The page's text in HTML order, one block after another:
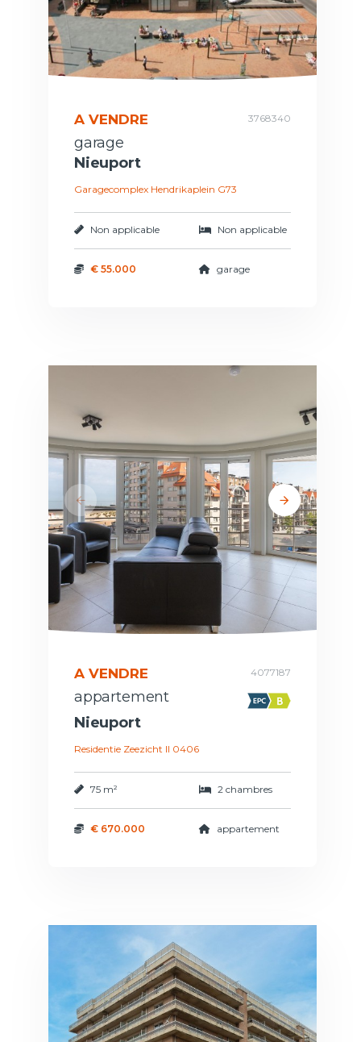
A VENDRE 3768340
garage
Nieuport
Garagecomplex Hendrikaplein G73
Non applicable Non applicable
€ 55.000 garage
A VENDRE 4077187
appartement
Nieuport
Residentie Zeezicht II 0406
75 m² 2 chambres
€ 670.000 appartement